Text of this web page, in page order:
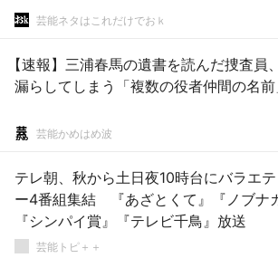
芸能ネタはこれだけでおｋ
【速報】三浦春馬の遺書を読んだ捜査員
漏らしてしまう「複数の役者仲間の名前
芸能かめはめ波
テレ朝、秋から土日夜10時台にバラエテ
ー4番組集結 『あざとくて』『ノブナ
『シンパイ賞』『テレビ千鳥』放送
芸能トピ＋＋